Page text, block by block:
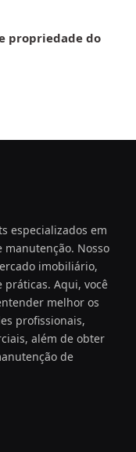
propriedade do
especializados em
Nosso
imobiliário,
Aqui, você
melhor os
profissionais,
além de obter
de